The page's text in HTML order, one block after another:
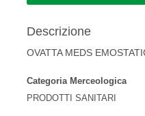
Descrizione
OVATTA MEDS
Categoria Merceologica
PRODOTTI SANITARI